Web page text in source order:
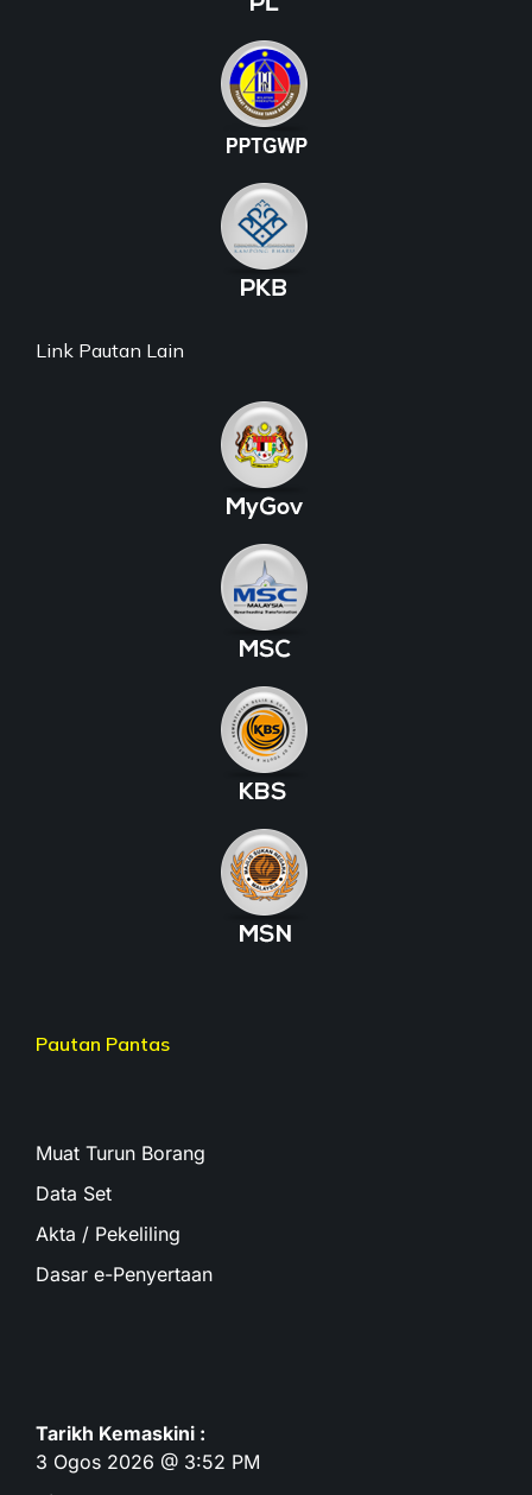
Link Pautan Lain
Pautan Pantas
Muat Turun Borang
Data Set
Akta / Pekeliling
Dasar e-Penyertaan
Tarikh Kemaskini :
3 Ogos 2026 @ 3:52 PM